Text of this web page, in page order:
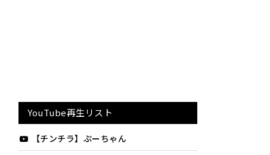
YouTube再生リスト
【チンチラ】ぷーちゃん